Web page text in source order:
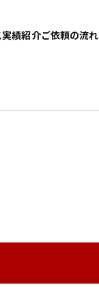
実績紹介ご依頼の流れ